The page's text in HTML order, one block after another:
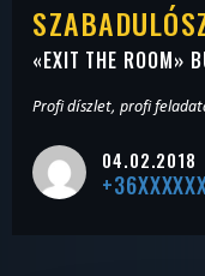
«EXIT THE ROOM»
Profi díszlet, profi
04.02.2018